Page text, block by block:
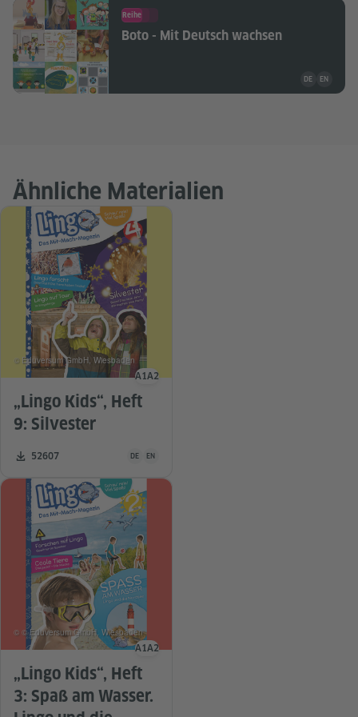
Reihe
Boto - Mit Deutsch wachsen
DE EN
Ähnliche Materialien
„Lingo Kids“, Heft
9: Silvester
Zahl der Downloads:
52607 Unterrichtsmaterial ist in folgenden Sprachen
DE EN
© Eduversum GmbH, Wiesbaden
Sprachniveau
A1A2
„Lingo Kids“, Heft
3: Spaß am Wasser.
© © Eduversum GmbH, Wiesbaden
Sprachniveau
A1A2